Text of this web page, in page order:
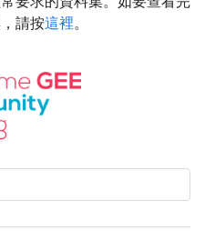
請按這裡。